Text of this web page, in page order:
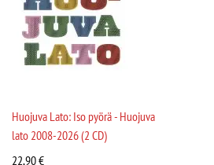
Huojuva Lato: Iso pyörä - Huojuva
lato 2008-2026 (2 CD)
22,90€